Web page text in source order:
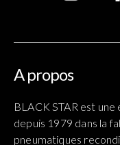
A propos
BLACK STAR est
depuis 1979 dans la
pneumatiques